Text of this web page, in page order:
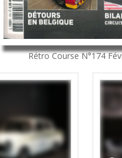
Rétro CourseN°174